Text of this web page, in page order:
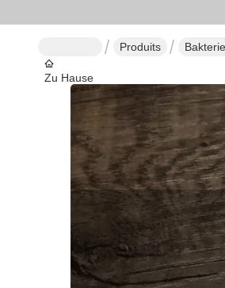
Zu Hause
Produits